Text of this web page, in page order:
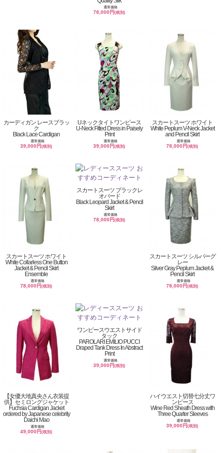
通常価格
78,000円(税別)
カーディガン レースブラッ
ク
Black Lace Cardigan
通常価格
39,000円(税別)
Uネックタイトワンピース
U-Neck Fitted Dress in Paisely
Print
通常価格
39,000円(税別)
スカートスーツ ホワイト
White Peplum V-Neck Jacket
and Pencil Skirt
通常価格
78,000円(税別)
スカートスーツ ホワイト
White Collarless One Button
Jacket & Pencil Skirt
Ensemble
通常価格
78,000円(税別)
スカートスーツ ブラックレ
オパード
Black Leopard Jacket & Pencil
Skirt
通常価格
78,000円(税別)
スカートスーツ シルバーグ
レー
Silver Gray Peplum Jacket &
Pencil Skirt
通常価格
78,000円(税別)
【女優大地真央さん衣装提
供】セミロングジャケット
Fuchsia Cardigan Jacket
ordered by Japanese celebrity
Daichi Mao
通常価格
49,000円(税別)
ワンピースウエストサイド
タック
PAROLARI EMILIO PUCCI
Draped Tank Dress In Abstract
Print
通常価格
39,000円(税別)
ハイウエスト切替七分丈ワ
ンピース
Wine Red Sheath Dress with
Three Quarter Sleeves
通常価格
39,000円(税別)